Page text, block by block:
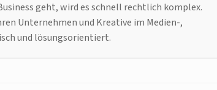
geht, wird es schnell rechtlich komplex.
Unternehmen und Kreative im Medien-,
und lösungsorientiert.